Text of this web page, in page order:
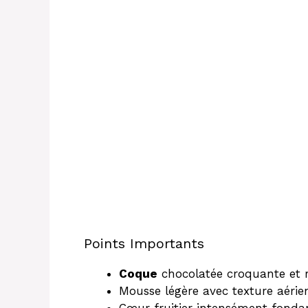
Points Importants
Coque chocolatée croquante et
Mousse légère avec texture